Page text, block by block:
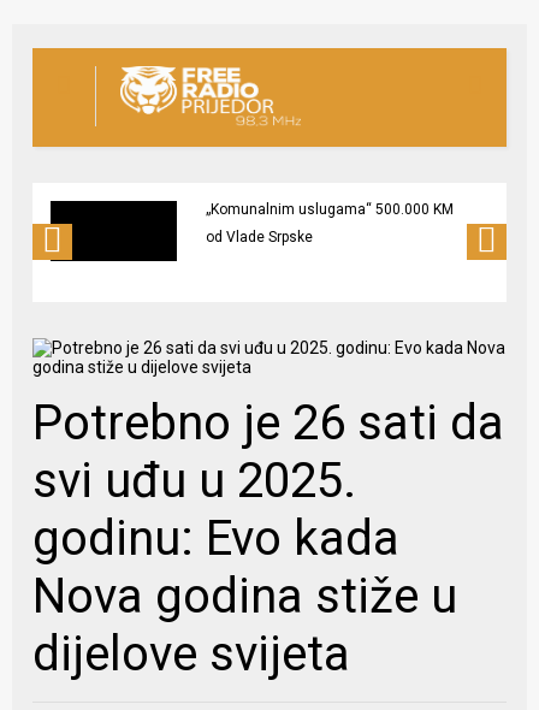
„Komunalnim uslugama“ 500.000 KM
od Vlade Srpske
Potrebno je 26 sati da
svi uđu u 2025.
godinu: Evo kada
Nova godina stiže u
dijelove svijeta